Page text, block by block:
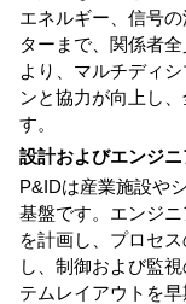
エネルギー、信号
ターまで、関係者
より、マルチディ
ンと協力が向上し
す。
設計およびエンジ
P&IDは産業施設や
基盤です。エンジ
を計画し、プロセ
し、制御および監
テムレイアウトを